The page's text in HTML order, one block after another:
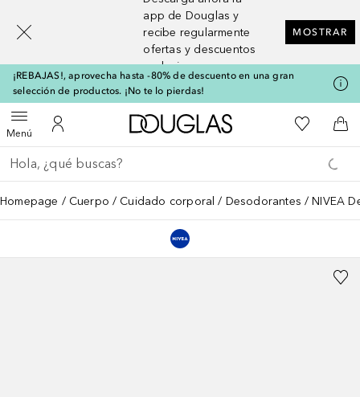
app de Douglas y
recibe regularmente
ofertas y descuentos
exclusivos
MOSTRAR
¡REBAJAS!, aprovecha hasta -80% de descuento en una gran
selección de productos. ¡No te lo pierdas!
MenúAbrir menúMi cuenta
A Douglas HomeMi lista de
A
Regresar
Ejecutar búsqueda
Homepage Cuerpo Cuidado corporal Desodorantes NIVEA
[navigation.slideout.screenreader]